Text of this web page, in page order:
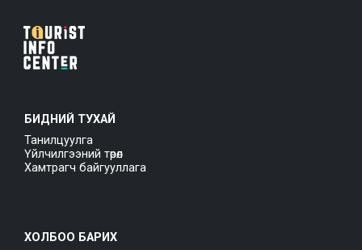
БИДНИЙ ТУХАЙ
Танилцуулга
Үйлчилгээний төрөл
Хамтрагч байгууллага
ХОЛБОО БАРИХ